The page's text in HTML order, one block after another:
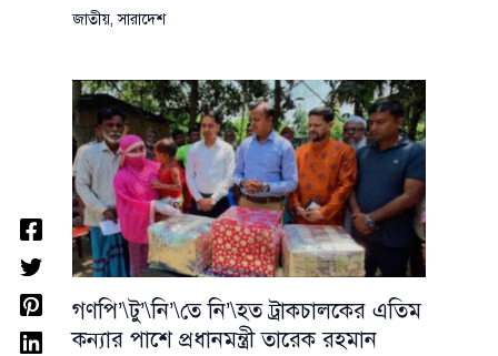
জাতীয়,সারাদেশ
গণপি’\টু’\নি’\তে নি’\হত ট্রাকচালকের এতিম
কন্যার পাশে প্রধানমন্ত্রী তারেক রহমান